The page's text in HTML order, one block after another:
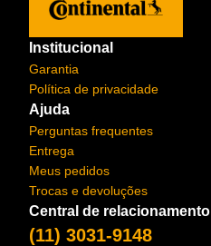
Institucional
Garantia
Política de privacidade
Ajuda
Perguntas frequentes
Entrega
Meus pedidos
Trocas e devoluções
Central de relacionamento
(11) 3031-9148